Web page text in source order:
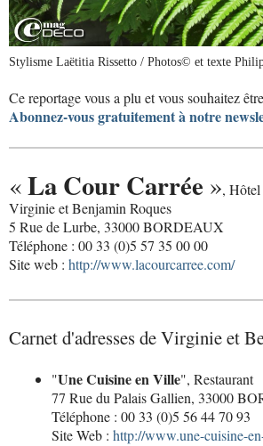
Stylisme Laëtitia Rissetto / Photos© et texte
Ce reportage vous a plu et vous souhaitez
Abonnez-vous gratuitement à notre
«La Cour Carrée », Hôtel
Virginie et Benjamin Roques
5 Rue de Lurbe, 33000 BORDEAUX
Téléphone : 00 33 (0)5 57 35 00 00
Site web : http://www.lacourcarree.com/
Carnet d'adresses de Virginie et
"Une Cuisine en Ville", Restaurant
77 Rue du Palais Gallien, 33000
Téléphone : 00 33 (0)5 56 44 70 93
Site Web : http://www.une-cuisine-